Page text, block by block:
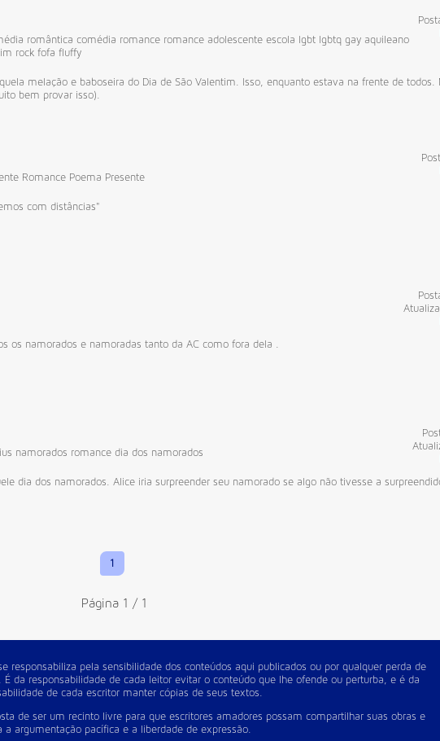
romântica comédia romance romance adolescente escola lgbt lgbtq gay aquileano
rock fofa fluffy
melação e baboseira do Dia de São Valentim. Isso, enquanto estava na frente de todos.
bem provar isso).
Romance Poema Presente
com distâncias"
os namorados e namoradas tanto da AC como fora dela .
namorados romance dia dos namorados
dia dos namorados. Alice iria surpreender seu namorado se algo não tivesse a
1
Página 1 / 1
responsabiliza pela sensibilidade dos conteúdos aqui publicados ou por qualquer perda de
da responsabilidade de cada leitor evitar o conteúdo que lhe ofende ou perturba, e é da
de cada escritor manter cópias de seus textos.
de ser um recinto livre para que escritores amadores possam compartilhar suas obras e
a argumentação pacífica e a liberdade de expressão.